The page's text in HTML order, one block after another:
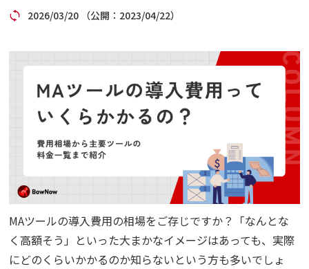
メディア
アカウント発行
セミナー
代理店の方はこちら
2026/03/20 （公開：2023/04/22）
MAツールの導入費用の相場をご存じですか？「なんとな
く高額そう」といった大まかなイメージはあっても、実際
にどのくらいかかるのか知らないという方も多いでしょ